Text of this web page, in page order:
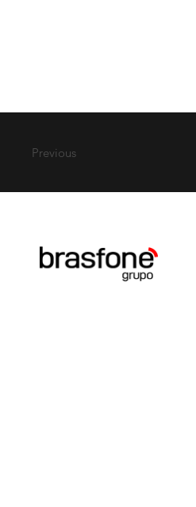
Previous